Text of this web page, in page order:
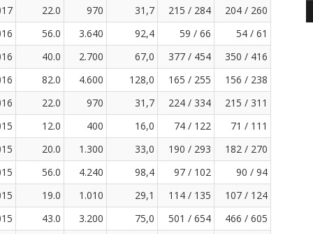
22.0 970 31,7 215 / 284
204 / 260
56.0 3.640 92,4 59 / 66
54 / 61
40.0 2.700 67,0 377 / 454
350 / 416
82.0 4.600 128,0 165 / 255
156 / 238
22.0 970 31,7 224 / 334
215 / 311
12.0 400 16,0 74 / 122
71 / 111
20.0 1.300 33,0 190 / 293
182 / 270
56.0 4.240 98,4 97 / 102
90 / 94
19.0 1.010 29,1 114 / 135
107 / 124
43.0 3.200 75,0 501 / 654
466 / 605